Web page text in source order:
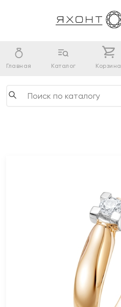
Главная Каталог Корзина